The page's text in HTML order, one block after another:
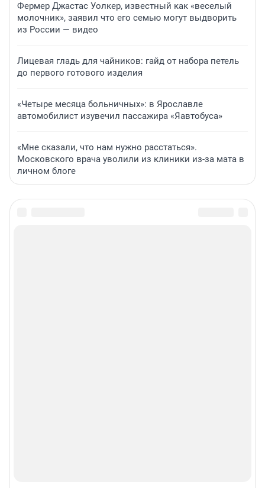
Фермер Джастас Уолкер, известный как «веселый
молочник», заявил что его семью могут выдворить
из России — видео
Лицевая гладь для чайников: гайд от набора петель
до первого готового изделия
«Четыре месяца больничных»: в Ярославле
автомобилист изувечил пассажира «Яавтобуса»
«Мне сказали, что нам нужно расстаться».
Московского врача уволили из клиники из-за мата в
личном блоге